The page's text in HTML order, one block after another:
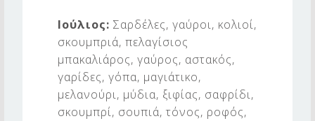
Ιούλιος:Σαρδέλες, γαύροι, κολιοί,
σκουμπριά, πελαγίσιος
μπακαλιάρος, γαύρος, αστακός,
γαρίδες, γόπα, μαγιάτικο,
μελανούρι, μύδια, ξιφίας, σαφρίδι,
σκουμπρί, σουπιά, τόνος, ροφός,